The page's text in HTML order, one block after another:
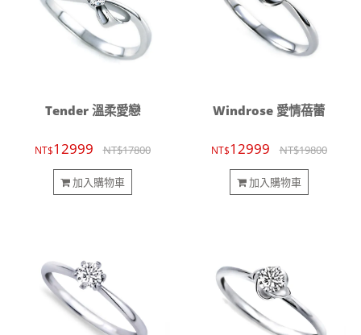
Tender 溫柔愛戀
NT$12999 NT$17800
加入購物車
Windrose 愛情蓓蕾
NT$12999 NT$19800
加入購物車